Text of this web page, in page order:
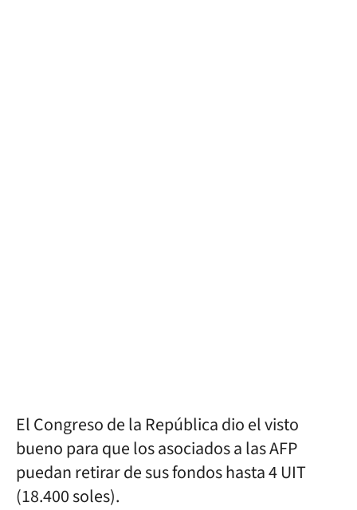
El Congreso de la República dio el visto
bueno para que los asociados a las AFP
puedan retirar de sus fondos hasta 4 UIT
(18.400 soles).